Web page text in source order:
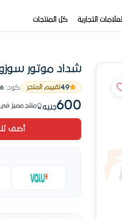
العلامات التجارية كل المنتجات
شداد موتور
4.9تقييم المتجر كود:
600جنيه
طلب مكثّف في
منتج مميز في
مبيعات في
رقم 4 في قواعد
أضف